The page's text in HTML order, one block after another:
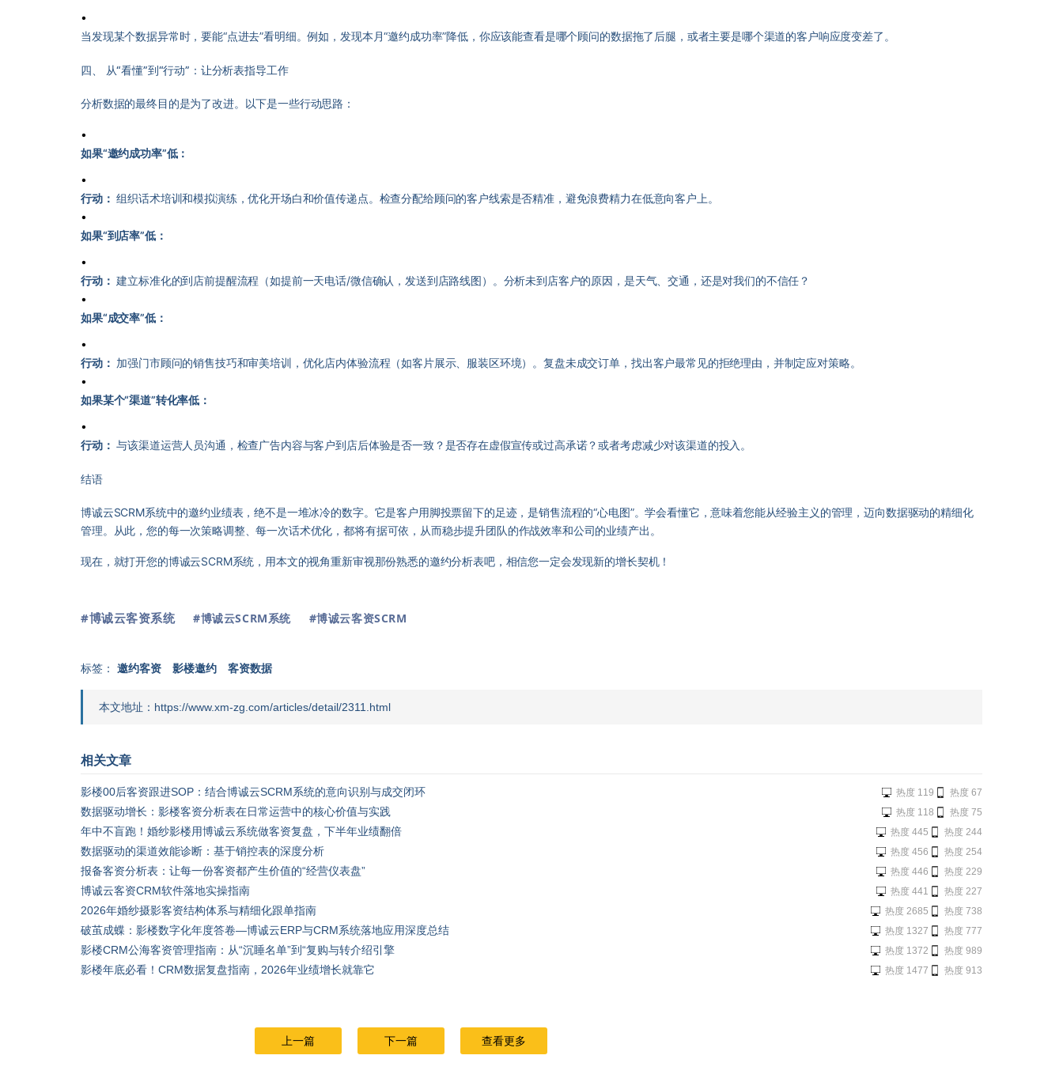
•
当发现某个数据异常时，要能“点进去”看明细。例如，发现本月“邀约成功率”降低，你应该能查看是哪个顾问的数据拖了后腿，或者主要是哪个渠道的客户响应度变差了。
四、 从“看懂”到“行动”：让分析表指导工作
分析数据的最终目的是为了改进。以下是一些行动思路：
•
如果“邀约成功率”低：
•
行动： 组织话术培训和模拟演练，优化开场白和价值传递点。检查分配给顾问的客户线索是否精准，避免浪费精力在低意向客户上。
•
如果“到店率”低：
•
行动： 建立标准化的到店前提醒流程（如提前一天电话/微信确认，发送到店路线图）。分析未到店客户的原因，是天气、交通，还是对我们的不信任？
•
如果“成交率”低：
•
行动： 加强门市顾问的销售技巧和审美培训，优化店内体验流程（如客片展示、服装区环境）。复盘未成交订单，找出客户最常见的拒绝理由，并制定应对策略。
•
如果某个“渠道”转化率低：
•
行动： 与该渠道运营人员沟通，检查广告内容与客户到店后体验是否一致？是否存在虚假宣传或过高承诺？或者考虑减少对该渠道的投入。
结语
博诚云SCRM系统中的邀约业绩表，绝不是一堆冰冷的数字。它是客户用脚投票留下的足迹，是销售流程的“心电图”。学会看懂它，意味着您能从经验主义的管理，迈向数据驱动的精细化
管理。从此，您的每一次策略调整、每一次话术优化，都将有据可依，从而稳步提升团队的作战效率和公司的业绩产出。
现在，就打开您的博诚云SCRM系统，用本文的视角重新审视那份熟悉的邀约分析表吧，相信您一定会发现新的增长契机！
#博诚云客资系统 #博诚云SCRM系统 #博诚云客资SCRM
标签： 邀约客资 影楼邀约 客资数据
本文地址：https://www.xm-zg.com/articles/detail/2311.html
相关文章
影楼00后客资跟进SOP：结合博诚云SCRM系统的意向识别与成交闭环 热度 67
热度 119
数据驱动增长：影楼客资分析表在日常运营中的核心价值与实践 热度 75
热度 118
年中不盲跑！婚纱影楼用博诚云系统做客资复盘，下半年业绩翻倍 热度 244
热度 445
数据驱动的渠道效能诊断：基于销控表的深度分析 热度 254
热度 456
报备客资分析表：让每一份客资都产生价值的“经营仪表盘” 热度 229
热度 446
博诚云客资CRM软件落地实操指南 热度 227
热度 441
2026年婚纱摄影客资结构体系与精细化跟单指南 热度 738
热度 2685
破茧成蝶：影楼数字化年度答卷—博诚云ERP与CRM系统落地应用深度总结 热度 777
热度 1327
影楼CRM公海客资管理指南：从“沉睡名单”到“复购与转介绍引擎 热度 989
热度 1372
影楼年底必看！CRM数据复盘指南，2026年业绩增长就靠它 热度 913
热度 1477
上一篇 下一篇 查看更多